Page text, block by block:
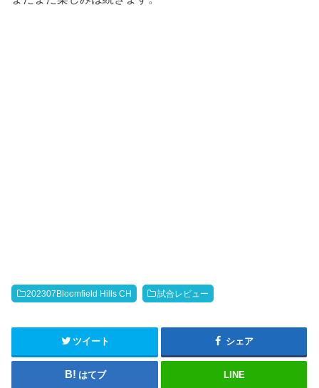
202307Bloomfield Hills CH 試合レビュー
ツイート シェア
はてブ LINE